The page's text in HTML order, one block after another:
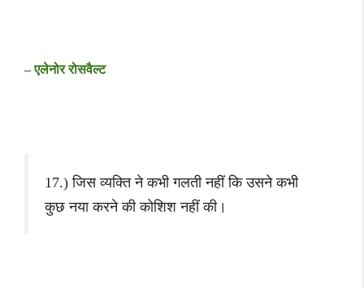
– एलेनोर रोसवैल्ट
17.) जिस व्यक्ति ने कभी गलती नहीं कि उसने कभी
कुछ नया करने की कोशिश नहीं की।